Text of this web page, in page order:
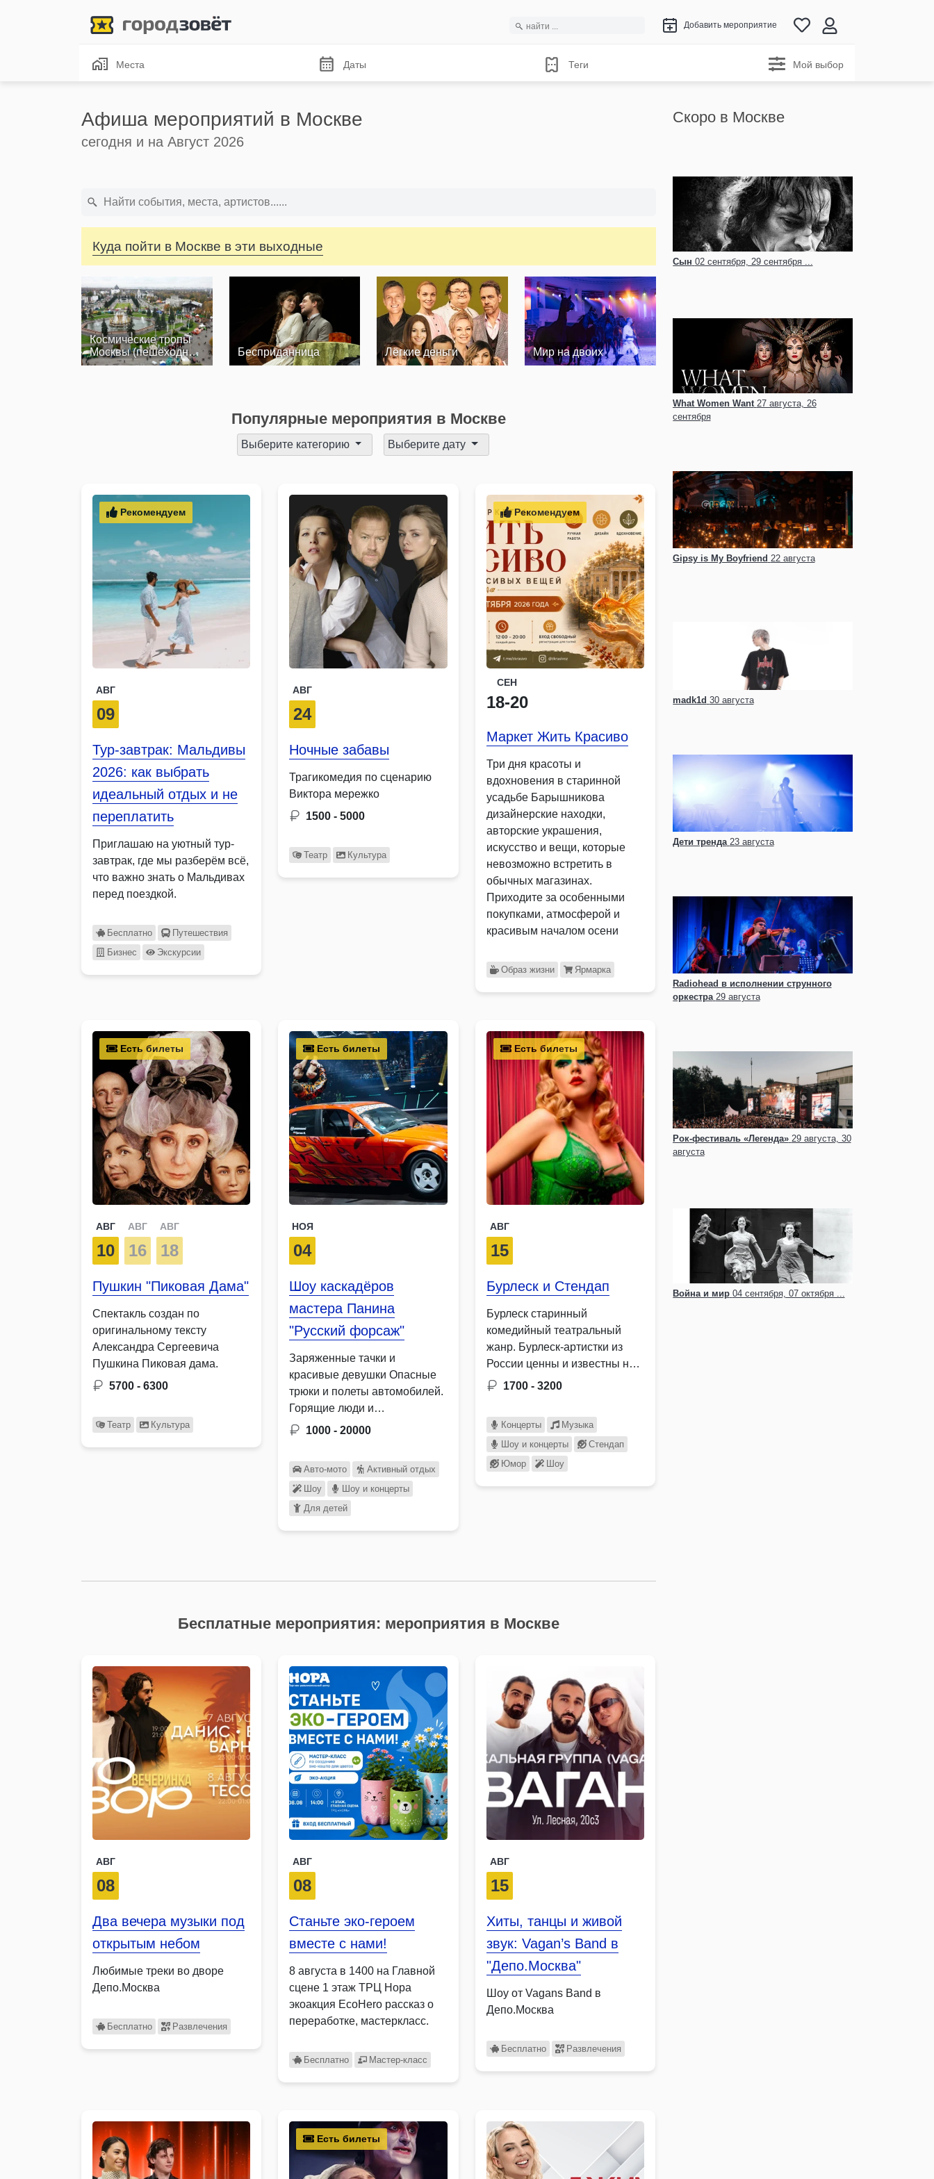
Добавить мероприятие
Места Даты Теги Мой выбор
Афиша мероприятий в Москве
сегодня и на Август 2026
Куда пойти в Москве в эти выходные
Космические тропы
Москвы (пешеходная
экскурсия по…
Беспри­дан­ни­ца Лёгкие деньги Мир на двоих
Популярные мероприятия в Москве
Выберите категорию Выберите дату
Рекомендуем
АВГ
09
Тур-завтрак: Мальдивы
2026: как выбрать
идеальный отдых и не
переплатить
Приглашаю на уютный тур-
завтрак, где мы разберём всё,
что важно знать о Мальдивах
перед поездкой.
Бесплатно
Путешествия
Бизнес
Экскурсии
АВГ
24
Ночные забавы
Трагикомедия по сценарию
Виктора мережко
1500 - 5000
Театр Культура
Рекомендуем
СЕН
18-20
Маркет Жить Красиво
Три дня красоты и
вдохновения в старинной
усадьбе Барышникова
дизайнерские находки,
авторские украшения,
искусство и вещи, которые
невозможно встретить в
обычных магазинах.
Приходите за особенными
покупками, атмосферой и
красивым началом осени
Образ жизни Ярмарка
Есть билеты
АВГ
10
АВГ
16
АВГ
18
Пушкин "Пиковая Дама"
Спектакль создан по
оригинальному тексту
Александра Сергеевича
Пушкина Пиковая дама.
5700 - 6300
Театр Культура
Есть билеты
НОЯ
04
Шоу каскадёров
мастера Панина
"Русский форсаж"
Заряженные тачки и
красивые девушки Опасные
трюки и полеты автомобилей.
Горящие люди и
акробатические сальто. …
1000 - 20000
Авто-мото
Активный отдых
Шоу
Шоу и концерты
Для детей
Есть билеты
АВГ
15
Бурлеск и Стендап
Бурлеск старинный
комедийный театральный
жанр. Бурлеск-артистки из
России ценны и известны на
весь мир. Несколько …
1700 - 3200
Концерты
Музыка
Шоу и концерты
Стендап
Юмор
Шоу
Бесплатные мероприятия: мероприятия в Москве
АВГ
08
Два вечера музыки под
открытым небом
Любимые треки во дворе
Депо.Москва
Бесплатно Развлечения
АВГ
08
Станьте эко-героем
вместе с нами!
8 августа в 1400 на Главной
сцене 1 этаж ТРЦ Нора
экоакция EcoHero рассказ о
переработке, мастеркласс.
Бесплатно Мастер-класс
АВГ
15
Хиты, танцы и живой
звук: Vagan’s Band в
"Депо.Москва"
Шоу от Vagans Band в
Депо.Москва
Бесплатно Развлечения
Есть билеты
Скоро в Москве
Сын 02 сентября, 29 сентября ...
What Women Want 27 августа, 26
сентября
Gipsy is My Boyfriend 22 августа
madk1d 30 августа
Дети тренда 23 августа
Radiohead в исполнении струнного
оркестра 29 августа
Рок-фестиваль «Легенда» 29 августа, 30
августа
Война и мир 04 сентября, 07 октября ...